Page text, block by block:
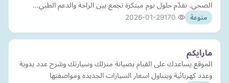
الصحي. نقدّم حلول نوم مبتكرة تجمع بين الراحة والدعم الطبي…
منوعة 2026-01-29
مارايكم
الموقع يساعدك على القيام بصيانة منزلك وسيارتك وشرح عدد يدوية
وعدد كهربائية ويتناول اسعار السيارات الجديده ومواصفتها